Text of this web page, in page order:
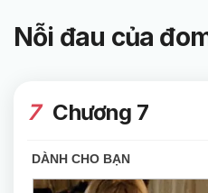
Nỗi đau của
7 Chương 7